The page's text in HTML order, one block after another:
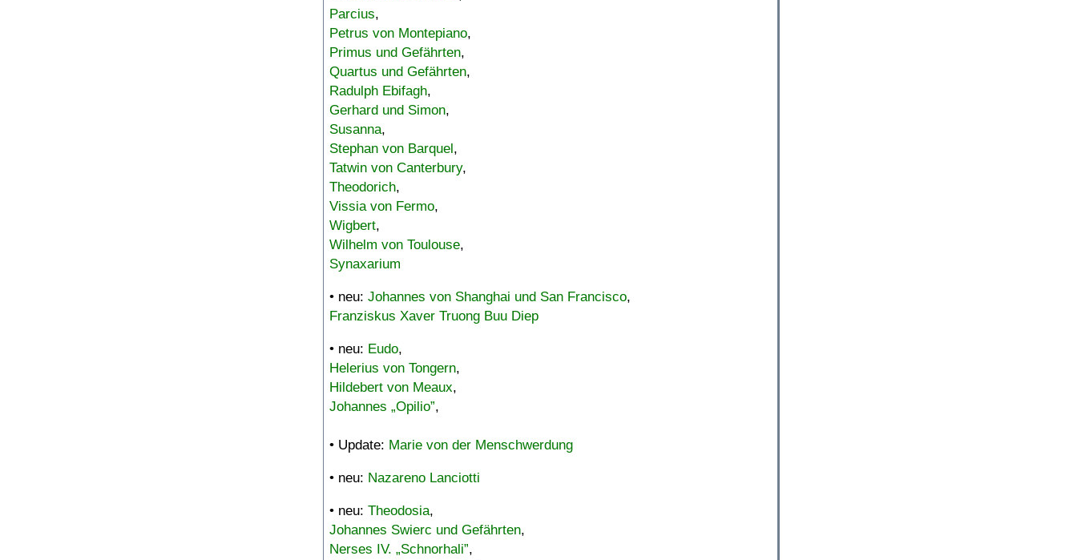
Parcius,
Petrus von Montepiano,
Primus und Gefährten,
Quartus und Gefährten,
Radulph Ebifagh,
Gerhard und Simon,
Susanna,
Stephan von Barquel,
Tatwin von Canterbury,
Theodorich,
Vissia von Fermo,
Wigbert,
Wilhelm von Toulouse,
Synaxarium
• neu: Johannes von Shanghai und San Francisco,
Franziskus Xaver Truong Buu Diep
• neu: Eudo,
Helerius von Tongern,
Hildebert von Meaux,
Johannes „Opilio”,
• Update: Marie von der Menschwerdung
• neu: Nazareno Lanciotti
• neu: Theodosia,
Johannes Swierc und Gefährten,
Nerses IV. „Schnorhali”,